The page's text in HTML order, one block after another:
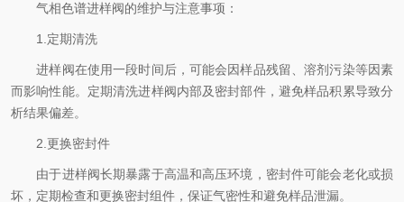
气相色谱进样阀的维护与注意事项：
1.定期清洗
进样阀在使用一段时间后，可能会因样品残留、溶剂污染等因素
而影响性能。定期清洗进样阀内部及密封部件，避免样品积累导致分
析结果偏差。
2.更换密封件
由于进样阀长期暴露于高温和高压环境，密封件可能会老化或损
坏，定期检查和更换密封组件，保证气密性和避免样品泄漏。